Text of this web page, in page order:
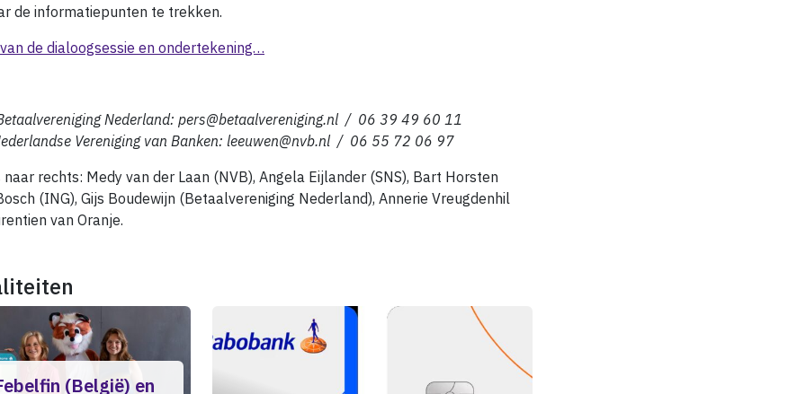
de informatiepunten te trekken.
de dialoogsessie en ondertekening…
Nederland: pers@betaalvereniging.nl / 06 39 49 60 11
Vereniging van Banken: leeuwen@nvb.nl / 06 55 72 06 97
rechts: Medy van der Laan (NVB), Angela Eijlander (SNS), Bart Horsten
(ING), Gijs Boudewijn (Betaalvereniging Nederland), Annerie Vreugdenhil
van Oranje.
(België) en